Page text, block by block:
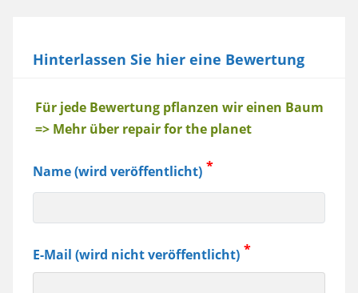
Hinterlassen Sie hier eine Bewertung
Baum
Für jede Bewertung pflanzen wir einen Baum
=> Mehr über repair for the planet
Name (wird veröffentlicht)
E-Mail (wird nicht veröffentlicht)